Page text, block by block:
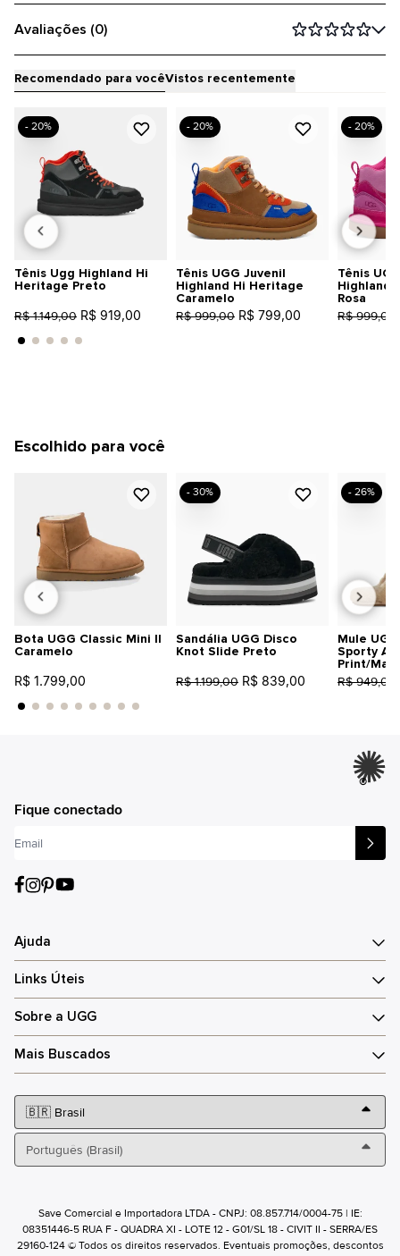
Avaliações (0)
Recomendado para vocêVistos recentemente
Tênis Ugg Highland Hi
Heritage Preto
R$ 1.149,00 R$ 919,00
- 20%
Tênis UGG Juvenil
Highland Hi Heritage
Caramelo
R$ 999,00 R$ 799,00
- 20%
Tênis
Highland
Rosa
R$ 999,00
- 20%
Escolhido para você
Bota UGG Classic Mini II
Caramelo
R$ 1.799,00
Sandália UGG Disco
Knot Slide Preto
R$ 1.199,00 R$ 839,00
- 30%
Mule
Sporty
Print/
R$ 949,00
- 26%
®
Fique conectado
Ajuda
Links Úteis
Sobre a UGG
Mais Buscados
Save Comercial e Importadora LTDA - CNPJ: 08.857.714/0004-75 | IE:
08351446-5 RUA F - QUADRA XI - LOTE 12 - G01/SL 18 - CIVIT II - SERRA/ES
29160-124 © Todos os direitos reservados. Eventuais promoções, descontos